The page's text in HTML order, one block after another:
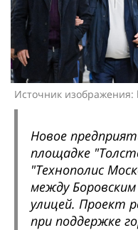
Источник
Новое
площадке
"Технополис
между
улицей. Проект
при поддержке